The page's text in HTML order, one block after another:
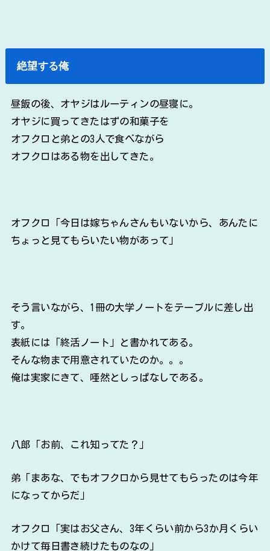
絶望する俺
昼飯の後、オヤジはルーティンの昼寝に。
オヤジに買ってきたはずの和菓子を
オフクロと弟との3人で食べながら
オフクロはある物を出してきた。
オフクロ「今日は嫁ちゃんさんもいないから、あんたに
ちょっと見てもらいたい物があって」
そう言いながら、1冊の大学ノートをテーブルに差し出
す。
表紙には「終活ノート」と書かれてある。
そんな物まで用意されていたのか。。。
俺は実家にきて、唖然としっぱなしである。
八郎「お前、これ知ってた？」
弟「まあな、でもオフクロから見せてもらったのは今年
になってからだ」
オフクロ「実はお父さん、3年くらい前から3か月くらい
かけて毎日書き続けたものなの」